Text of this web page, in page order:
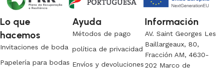
Lo que
hacemos
Invitaciones de boda
Papelería para bodas
Ayuda
Métodos de pago
política de privacidad
Envíos y devoluciones
Información
AV. Saint Georges Les
Baillargeaux, 80,
Fracción AM, 4630-
202 Marco de